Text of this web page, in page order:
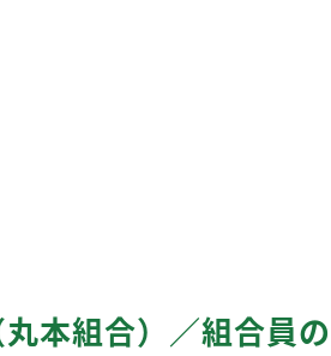
本組合）／組合員